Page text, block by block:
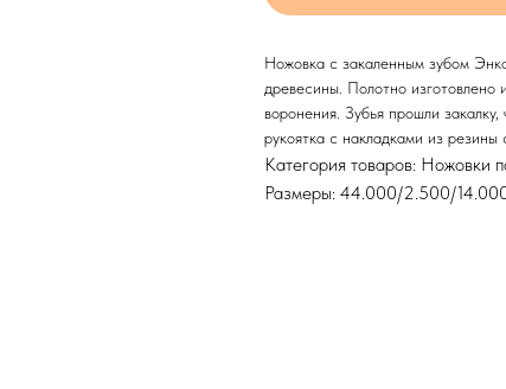
Ножовка с закаленным зубом
древесины. Полотно
воронения. Зубья прошли
рукоятка с накладками из резины
Категория товаров: Ножовки
Размеры: 44.000/2.500/